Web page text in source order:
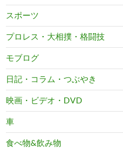
スポーツ
プロレス・大相撲・格闘技
モブログ
日記・コラム・つぶやき
映画・ビデオ・DVD
車
食べ物&飲み物